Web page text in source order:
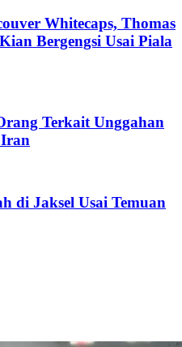
Whitecaps, Thomas
Bergengsi Usai Piala
Terkait Unggahan
di Jaksel Usai Temuan